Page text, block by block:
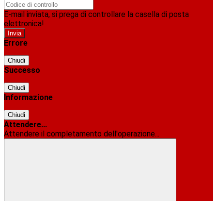
E-mail inviata, si prega di controllare la casella di posta
elettronica!
Errore
Chiudi
Successo
Chiudi
Informazione
Chiudi
Attendere...
Attendere il completamento dell'operazione...